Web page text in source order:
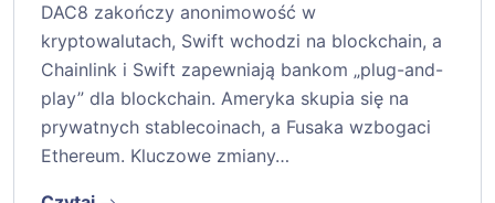
DAC8 zakończy anonimowość w
kryptowalutach, Swift wchodzi na blockchain, a
Chainlink i Swift zapewniają bankom „plug-and-
play” dla blockchain. Ameryka skupia się na
prywatnych stablecoinach, a Fusaka wzbogaci
Ethereum. Kluczowe zmiany…